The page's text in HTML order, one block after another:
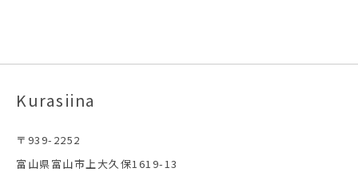
Kurasiina
〒939-2252
富山県富山市上大久保1619-13